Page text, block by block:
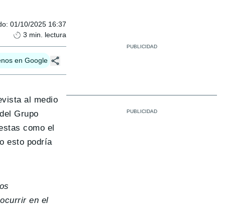
: 01/10/2025 16:37
3 min. lectura
en Google
al medio
Grupo
como el
esto podría
en el